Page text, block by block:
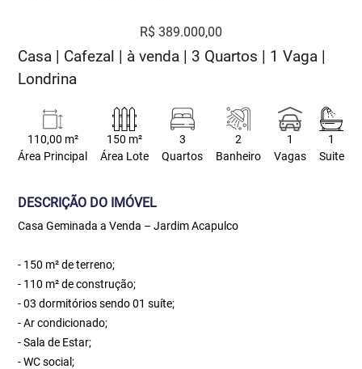
R$ 389.000,00
Casa | Cafezal | à venda | 3 Quartos | 1 Vaga |
Londrina
110,00 m²
Área Principal
150 m²
Área Lote
3
Quartos
2
Banheiro
1
Vagas
1
Suite
DESCRIÇÃO DO IMÓVEL
Casa Geminada a Venda – Jardim Acapulco
- 150 m² de terreno;
- 110 m² de construção;
- 03 dormitórios sendo 01 suíte;
- Ar condicionado;
- Sala de Estar;
- WC social;